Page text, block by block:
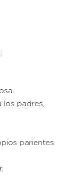
padres,
parientes.